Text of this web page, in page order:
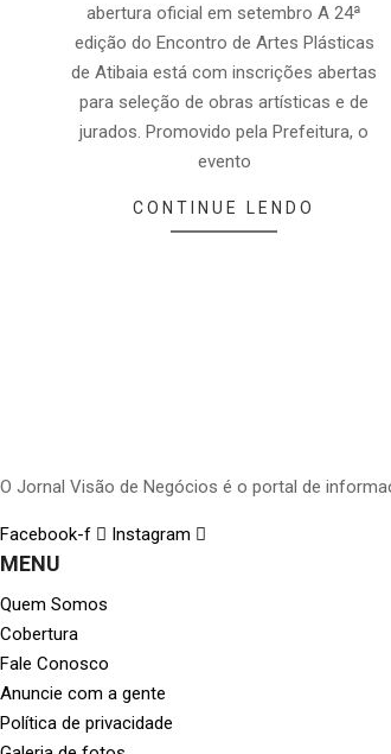
abertura oficial em setembro A 24ª
edição do Encontro de Artes Plásticas
de Atibaia está com inscrições abertas
para seleção de obras artísticas e de
jurados. Promovido pela Prefeitura, o
evento
CONTINUE LENDO
O Jornal Visão de Negócios é o portal de
Facebook-f Instagram
MENU
Quem Somos
Cobertura
Fale Conosco
Anuncie com a gente
Política de privacidade